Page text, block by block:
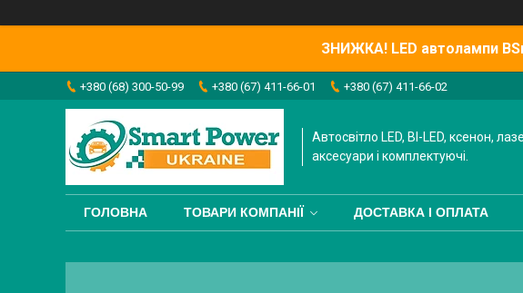
ЗНИЖКА! LED автолампи
+380 (68) 300-50-99 +380 (67) 411-66-01 +380 (67) 411-66-02
Автосвітло LED, BI-LED, ксенон,
аксесуари і комплектуючі.
ГОЛОВНА ТОВАРИ КОМПАНІЇ ДОСТАВКА І ОПЛАТА